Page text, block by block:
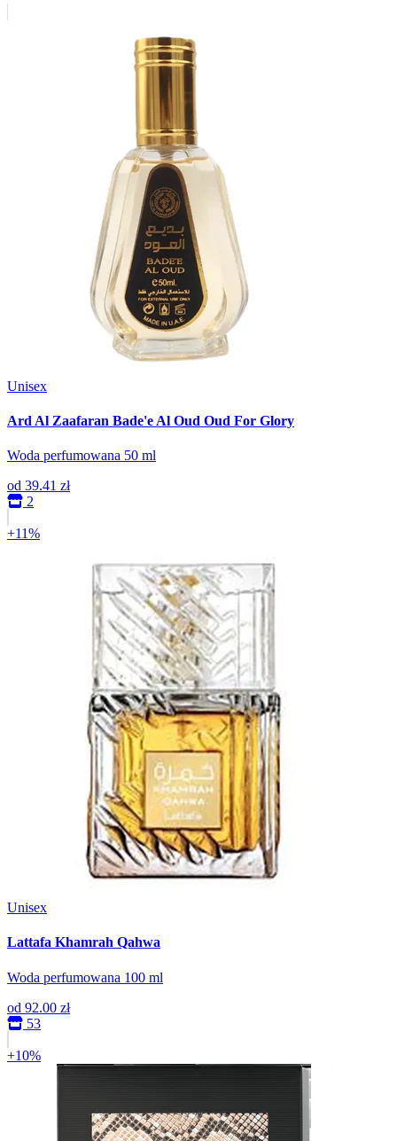
Unisex
Ard Al Zaafaran Bade'e Al Oud Oud For Glory
Woda perfumowana 50 ml
od 39.41 zł
2
+11%
Unisex
Lattafa Khamrah Qahwa
Woda perfumowana 100 ml
od 92.00 zł
53
+10%